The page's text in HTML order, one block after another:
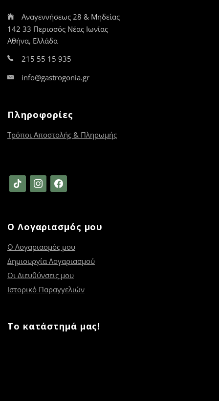
Αναγεννήσεως 28 & Μηδείας
142 33 Περισσός Νέας Ιωνίας
Αθήνα, Ελλάδα
215 55 15 935
info@gastrogonia.gr
Πληροφορίες
Τρόποι Αποστολής & Πληρωμής
tiktok instagramfacebook
Ο Λογαριασμός μου
Ο Λογαριασμός μου
Δημιουργία Λογαριασμού
Οι Διευθύνσεις μου
Ιστορικό Παραγγελιών
Το κατάστημά μας!